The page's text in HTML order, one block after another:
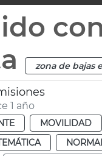
zona de bajas
1 año
MOVILIDAD